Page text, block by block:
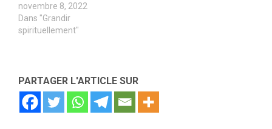
novembre 8, 2022
Dans "Grandir
spirituellement"
PARTAGER L'ARTICLE SUR